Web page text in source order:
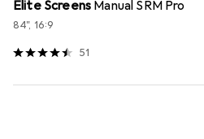
Elite Screens Manual SRM Pro
84", 16:9
51